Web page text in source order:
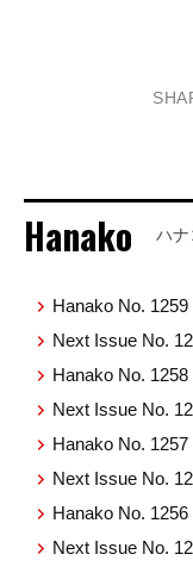
Hanako ハナ
Hanako No.
Next Issue No.
Hanako No.
Next Issue No.
Hanako No.
Next Issue No.
Hanako No.
Next Issue No.